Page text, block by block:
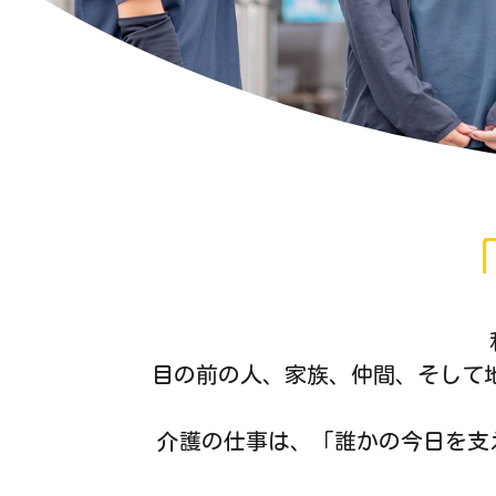
目の前の人、家族、仲間、そし
介護の仕事は、「誰かの今日を